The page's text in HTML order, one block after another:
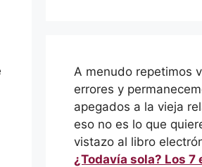
A menudo repetimos
errores y
apegados a la vieja
eso no es lo que
vistazo al libro
¿Todavía sola? Los 7